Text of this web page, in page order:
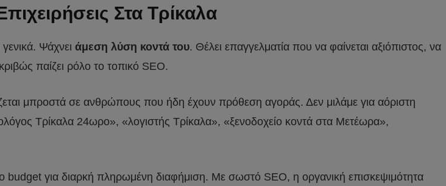
Στα Τρίκαλα
Ψάχνει άμεση λύση κοντά του. Θέλει επαγγελματία που να φαίνεται αξιόπιστος, να
παίζει ρόλο το τοπικό SEO.
μπροστά σε ανθρώπους που ήδη έχουν πρόθεση αγοράς. Δεν μιλάμε για αόριστη
Τρίκαλα 24ωρο», «λογιστής Τρίκαλα», «ξενοδοχείο κοντά στα Μετέωρα»,
το budget για διαρκή πληρωμένη διαφήμιση. Με σωστό SEO, η οργανική επισκεψιμότητα